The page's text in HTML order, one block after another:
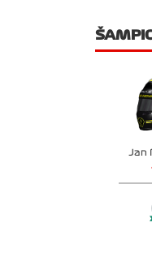
Jan